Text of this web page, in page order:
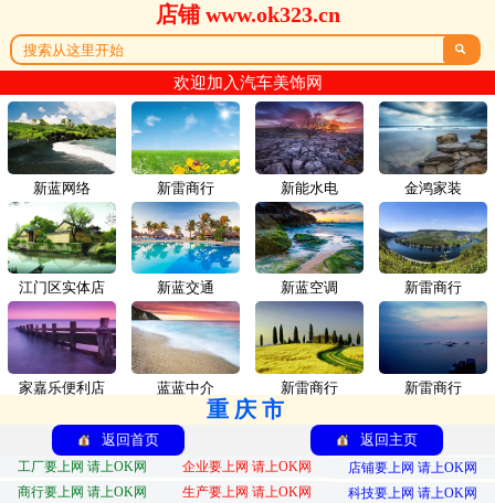
店铺 www.ok323.cn

欢迎加入汽车美饰网
新蓝网络 新雷商行
江门区实体店 新蓝交通
家嘉乐便利店 蓝蓝中介
新能水电 金鸿家装
新蓝空调 新雷商行
新雷商行 新雷商行
重庆市
返回首页 返回主页
工厂要上网 请上OK网 企业要上网 请上OK网
店铺要上网 请上OK网
商行要上网 请上OK网
生产要上网 请上OK网
科技要上网 请上OK网